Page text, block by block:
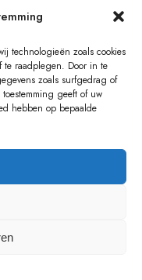
technologieën zoals cookies
te raadplegen. Door in te
zoals surfgedrag of
geeft of uw
hebben op bepaalde
op!